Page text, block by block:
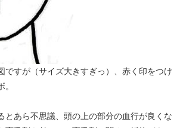
ですが（サイズ大きすぎっ）、赤く印をつけ
とあら不思議、頭の上の部分の血行が良くな